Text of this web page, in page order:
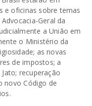
e oficinas sobre temas
Geral da
a União em
o Ministério da
as novas
de impostos; a
recuperação
novo Código de